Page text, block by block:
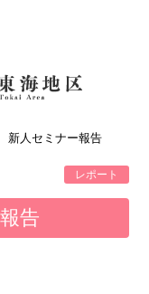
人セミナー報告
レポート
告